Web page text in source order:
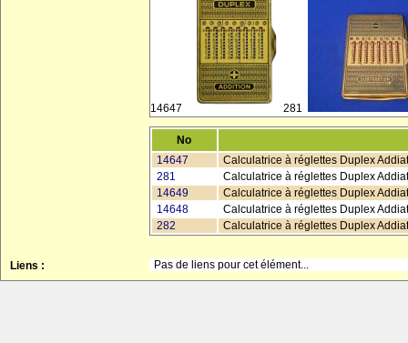
14647 281
No
14647
Calculatrice à réglettes Duplex
281
Calculatrice à réglettes Duplex
14649
Calculatrice à réglettes Duplex
14648
Calculatrice à réglettes Duplex
282
Calculatrice à réglettes Duplex
Liens : Pas de liens pour cet élément...